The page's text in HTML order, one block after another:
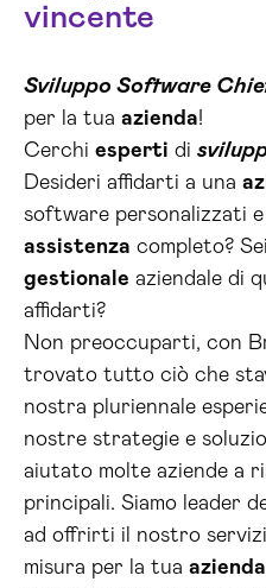
vincente
Sviluppo Software
per la tua azienda!
Cerchi esperti di
Desideri affidarti a una
software personalizzati
assistenza completo?
gestionale aziendale di
affidarti?
Non preoccuparti, con
trovato tutto ciò che
nostra pluriennale
nostre strategie e
aiutato molte aziende a
principali. Siamo leader
ad offrirti il nostro
misura per la tua azienda